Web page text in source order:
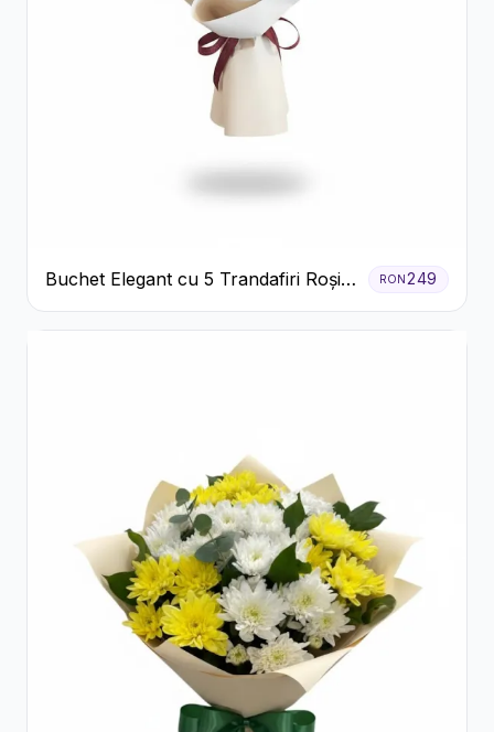
Buchet Elegant cu 5 Trandafiri Roșii
și Eucalipt
RON249